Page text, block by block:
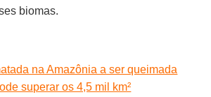
biomas.
na Amazônia a ser queimada
superar os 4,5 mil km²